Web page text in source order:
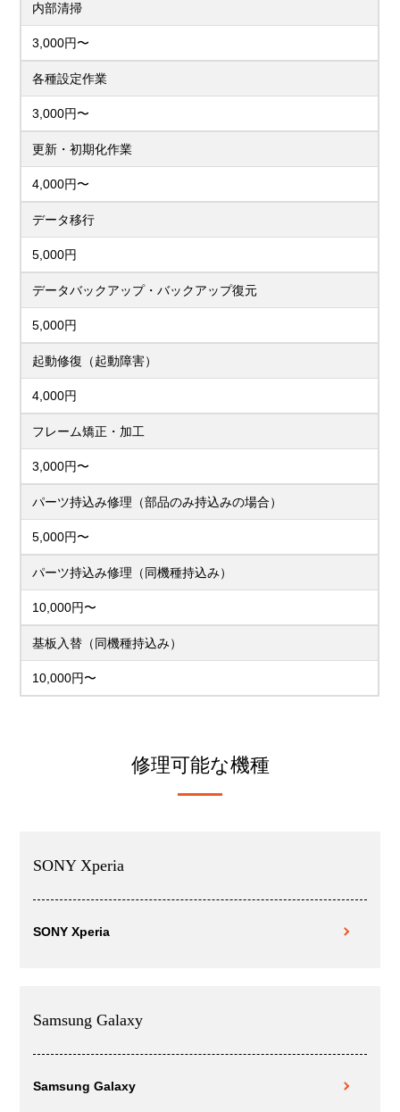
内部清掃
3,000円〜
各種設定作業
3,000円〜
更新・初期化作業
4,000円〜
データ移行
5,000円
データバックアップ・バックアップ復元
5,000円
起動修復（起動障害）
4,000円
フレーム矯正・加工
3,000円〜
パーツ持込み修理（部品のみ持込みの場合）
5,000円〜
パーツ持込み修理（同機種持込み）
10,000円〜
基板入替（同機種持込み）
10,000円〜
修理可能な機種
SONY Xperia
SONY Xperia
Samsung Galaxy
Samsung Galaxy